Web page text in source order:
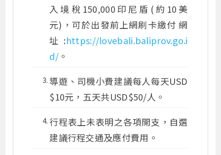
入境稅150,000印尼盾(約10美
元)，可於出發前上網刷卡繳付 網
址:https://lovebali.baliprov.go.i
d/。
導遊、司機小費建議每人每天USD
$10元，五天共USD$50/人。
行程表上未表明之各項開支，自選
建議行程交通及應付費用。